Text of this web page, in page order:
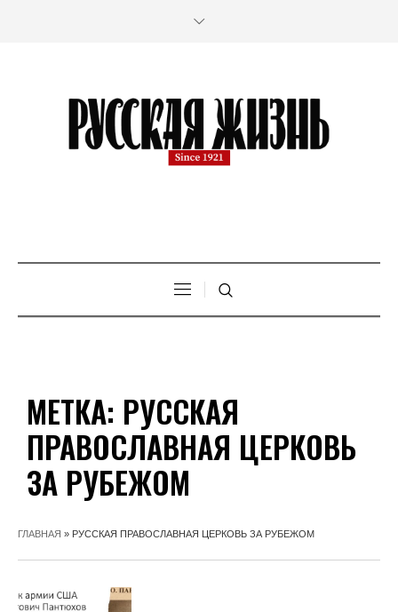
МЕТКА: РУССКАЯ
ПРАВОСЛАВНАЯ ЦЕРКОВЬ
ЗА РУБЕЖОМ
ГЛАВНАЯ » РУССКАЯ ПРАВОСЛАВНАЯ ЦЕРКОВЬ ЗА РУБЕЖОМ